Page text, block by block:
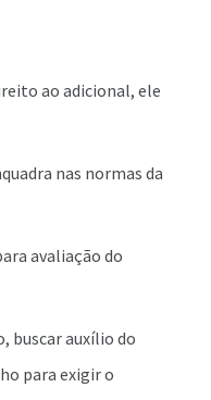
ao adicional, ele
nas normas da
avaliação do
buscar auxílio do
para exigir o